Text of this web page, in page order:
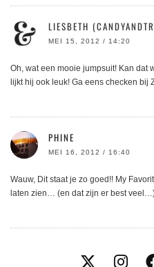
LIESBETH
MEI 15, 2012 / 14:20
Oh, wat een mooie jumpsuit! Kan dat
lijkt hij ook leuk! Ga eens checken bij
PHINE
MEI 16, 2012 / 16:40
Wauw, Dit staat je zo goed!! My
laten zien… (en dat zijn er best